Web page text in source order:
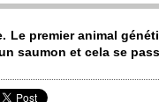
Le pre­mier animal
saumon et cela se